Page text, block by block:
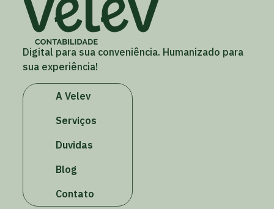
Digital para sua conveniência. Humanizado para
sua experiência!
A Velev
Serviços
Duvidas
Blog
Contato